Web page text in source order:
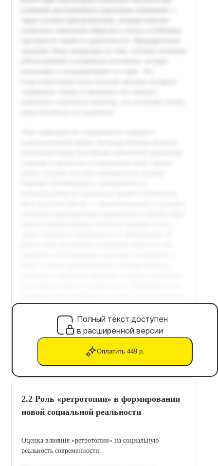
Полный текст доступен
в расширенной версии
Оплатить 449 р.
2.2 Роль «ретротопии» в формировании
новой социальной реальности
Оценка влияния «ретротопии» на социальную
реальность современности.